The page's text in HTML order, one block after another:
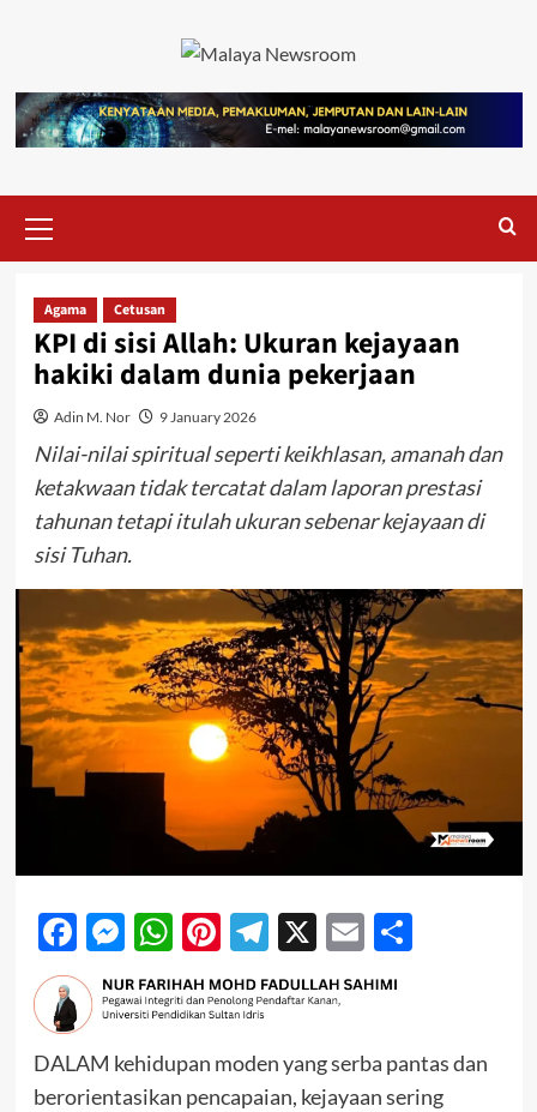
Agama Cetusan
KPI di sisi Allah: Ukuran kejayaan
hakiki dalam dunia pekerjaan
Adin M. Nor 9 January 2026
Nilai-nilai spiritual seperti keikhlasan, amanah dan
ketakwaan tidak tercatat dalam laporan prestasi
tahunan tetapi itulah ukuran sebenar kejayaan di
sisi Tuhan.
Facebook
Messenger
WhatsApp
Pinterest
Telegram
X EmailShare
DALAM kehidupan moden yang serba pantas dan
berorientasikan pencapaian, kejayaan sering